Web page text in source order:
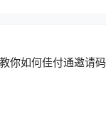
你如何佳付通邀请码